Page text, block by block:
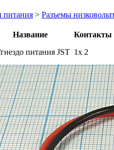
питания > Разъемы
Название
Контакты
питания JST 1x 2